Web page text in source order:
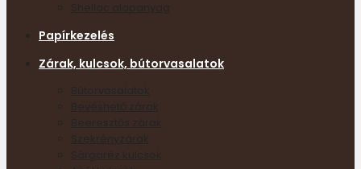
Papírkezelés
Zárak, kulcsok, bútorvasalatok
Bútorvasalatok
Bevéshető zárak
Beeresztős zárak
Szekrényzárak
Sárgaréz kulcsok